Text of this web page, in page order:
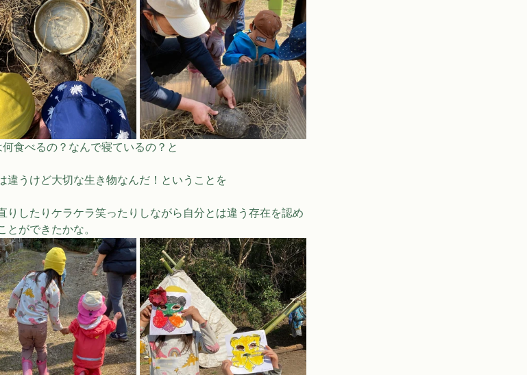
食べるの？なんで寝ているの？と
違うけど大切な生き物なんだ！ということを
りしたりケラケラ笑ったりしながら自分とは違う存在を認め
ができたかな。